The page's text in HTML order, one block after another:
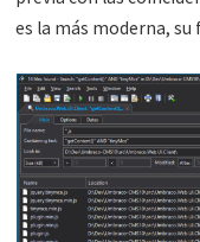
es la más moderna,